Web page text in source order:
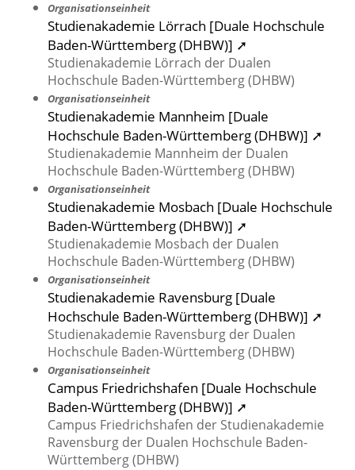
Organisationseinheit
Studienakademie Lörrach [Duale Hochschule
Baden-Württemberg (DHBW)] ➚
Studienakademie Lörrach der Dualen
Hochschule Baden-Württemberg (DHBW)
Organisationseinheit
Studienakademie Mannheim [Duale
Hochschule Baden-Württemberg (DHBW)] ➚
Studienakademie Mannheim der Dualen
Hochschule Baden-Württemberg (DHBW)
Organisationseinheit
Studienakademie Mosbach [Duale Hochschule
Baden-Württemberg (DHBW)] ➚
Studienakademie Mosbach der Dualen
Hochschule Baden-Württemberg (DHBW)
Organisationseinheit
Studienakademie Ravensburg [Duale
Hochschule Baden-Württemberg (DHBW)] ➚
Studienakademie Ravensburg der Dualen
Hochschule Baden-Württemberg (DHBW)
Organisationseinheit
Campus Friedrichshafen [Duale Hochschule
Baden-Württemberg (DHBW)] ➚
Campus Friedrichshafen der Studienakademie
Ravensburg der Dualen Hochschule Baden-
Württemberg (DHBW)